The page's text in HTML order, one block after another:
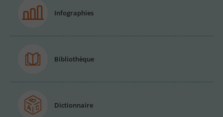
Infographies
Bibliothèque
Dictionnaire